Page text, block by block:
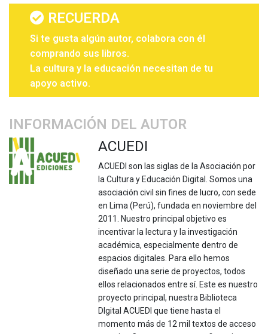
RECUERDA
Si te gusta algún autor, colabora con él
comprando sus libros.
La cultura y la educación necesitan de tu
apoyo activo.
INFORMACIÓN DEL AUTOR
ACUEDI
ACUEDI son las siglas de la Asociación por
la Cultura y Educación Digital. Somos una
asociación civil sin fines de lucro, con sede
en Lima (Perú), fundada en noviembre del
2011. Nuestro principal objetivo es
incentivar la lectura y la investigación
académica, especialmente dentro de
espacios digitales. Para ello hemos
diseñado una serie de proyectos, todos
ellos relacionados entre sí. Este es nuestro
proyecto principal, nuestra Biblioteca
DIgital ACUEDI que tiene hasta el
momento más de 12 mil textos de acceso